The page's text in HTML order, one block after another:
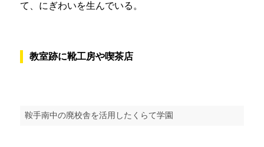
て、にぎわいを生んでいる。
教室跡に靴工房や喫茶店
鞍手南中の廃校舎を活用したくらて学園